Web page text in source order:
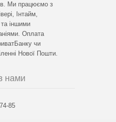
Ми працюємо з
Інтайм,
іншими
Оплата
чи
Нової Пошти.
нами
85